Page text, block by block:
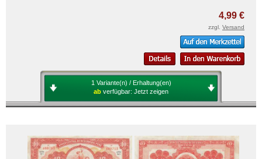
4,99 €
zzgl. Versand
1 Variante(n) / Erhaltung(en)
ab verfügbar: Jetzt zeigen